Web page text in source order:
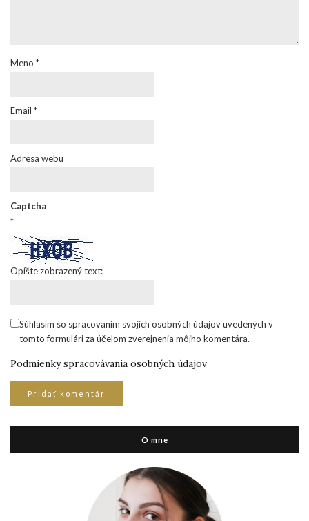
Meno *
Email *
Adresa webu
Captcha
*
Opíšte zobrazený text:
Súhlasím so spracovaním svojich osobných údajov uvedených v
tomto formulári za účelom zverejnenia môjho komentára.
Podmienky spracovávania osobných údajov
O mne